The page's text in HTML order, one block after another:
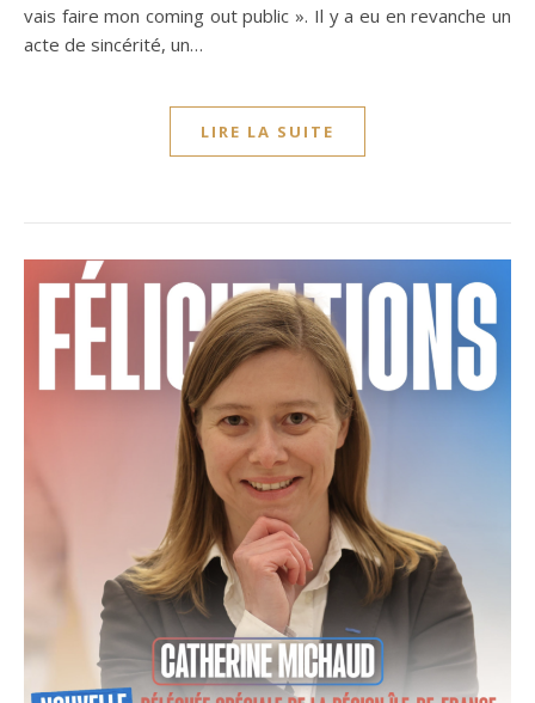
vais faire mon coming out public ». Il y a eu en revanche un
acte de sincérité, un…
LIRE LA SUITE